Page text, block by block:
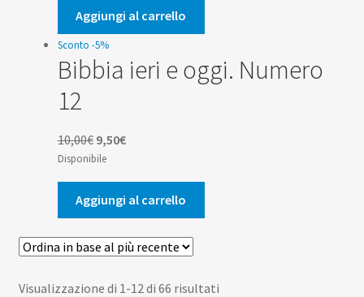
era:
10,00€.
è:
9,50€.
Aggiungi al carrello
Sconto -5%
Bibbia ieri e oggi. Numero
12
10,00€ Il
prezzo
originale
era:
10,00€.
9,50€Il
attuale
è:
9,50€.
Disponibile
Aggiungi al carrello
Visualizzazione di 1-12 di 66 risultatiOrdina